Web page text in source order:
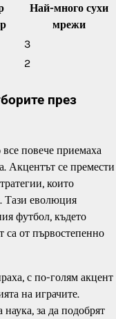
Най-много сухи
мрежи
3
2
през
повече приемаха
Акцентът се премести
които
Тази еволюция
футбол, където
са от първостепенно
с по-голям акцент
на играчите.
за да подобрят